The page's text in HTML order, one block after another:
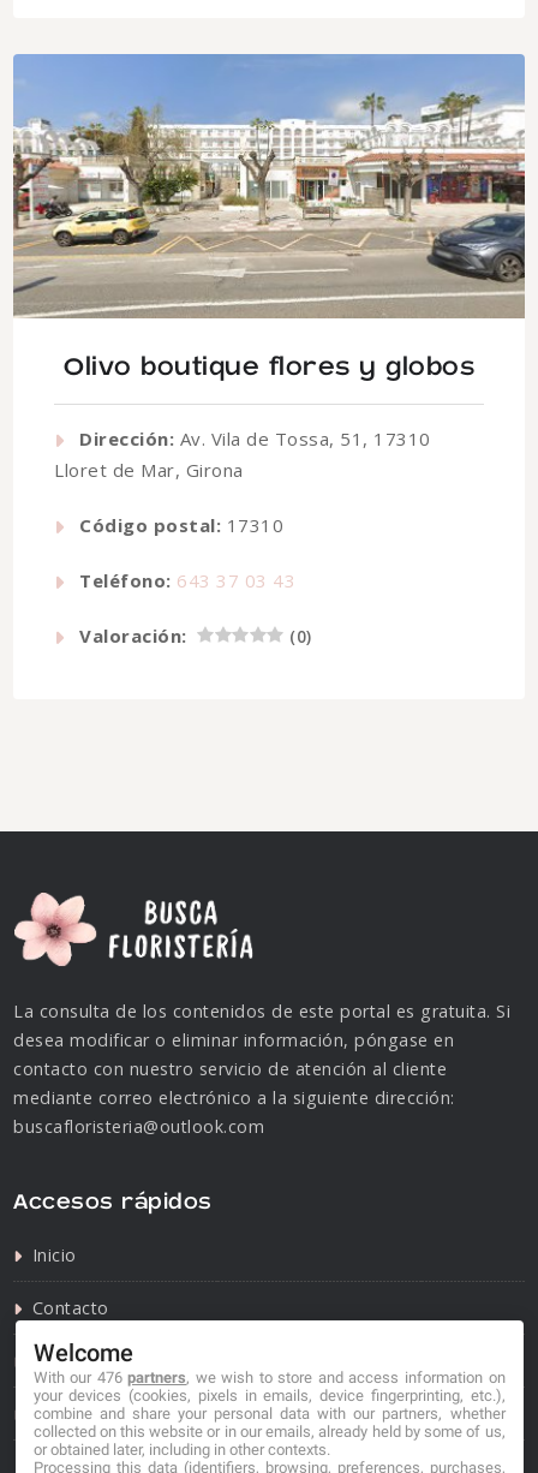
Olivo boutique flores y globos
Dirección: Av. Vila de Tossa, 51, 17310
Lloret de Mar, Girona
Código postal: 17310
Teléfono: 643 37 03 43
Valoración: (0)
La consulta de los contenidos de este portal es gratuita. Si
desea modificar o eliminar información, póngase en
contacto con nuestro servicio de atención al cliente
mediante correo electrónico a la siguiente dirección:
buscafloristeria@outlook.com
Accesos rápidos
Inicio
Contacto
Política de privacidad
Política de cookies
Welcome
With our 476partners, we wish to store and access information on
your devices (cookies, pixels in emails, device fingerprinting, etc.),
combine and share your personal data with our partners, whether
collected on this website or in our emails, already held by some of us,
or obtained later, including in other contexts.
Processing this data (identifiers, browsing, preferences, purchases,